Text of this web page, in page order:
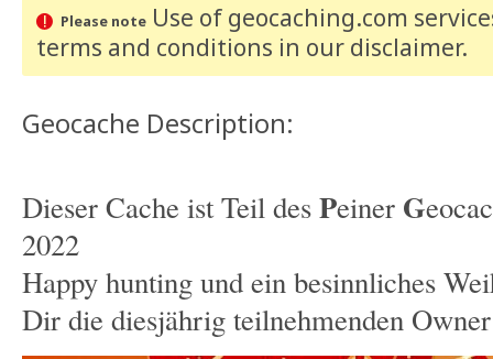
Please noteUse of geocaching.com
terms and conditions in our disclaimer.
Geocache Description:
Dieser Cache ist Teil desPeiner G
2022
Happy hunting und ein besinnliches
Dir die diesjährig teilnehmenden